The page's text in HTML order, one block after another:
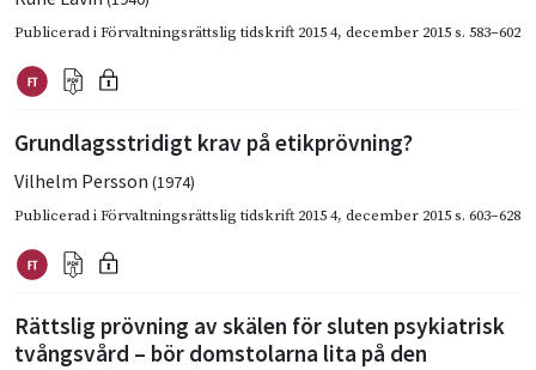
Publicerad iFörvaltningsrättslig tidskrift 2015 4, december 2015s. 583–602
Grundlagsstridigt krav på etikprövning?
Vilhelm Persson (1974)
Publicerad iFörvaltningsrättslig tidskrift 2015 4, december 2015s. 603–628
Rättslig prövning av skälen för sluten psykiatrisk
tvångsvård – bör domstolarna lita på den